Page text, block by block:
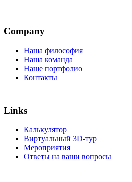
Company
Наша философия
Наша команда
Наше портфолио
Контакты
Links
Калькулятор
Виртуальный 3D-тур
Мероприятия
Ответы на ваши вопросы